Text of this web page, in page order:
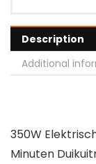
Description
Additional
350W
Minuten